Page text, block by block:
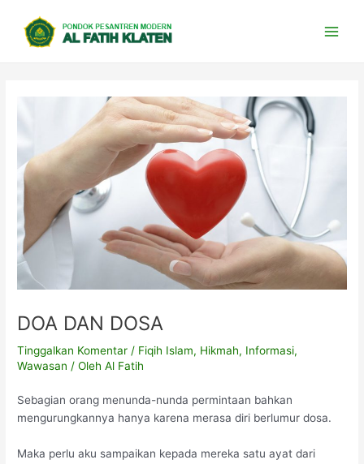
konten
DOA DAN DOSA
Tinggalkan Komentar / Fiqih Islam, Hikmah, Informasi,
Wawasan / OlehAl Fatih
Sebagian orang menunda-nunda permintaan bahkan
mengurungkannya hanya karena merasa diri berlumur dosa.
Maka perlu aku sampaikan kepada mereka satu ayat dari
navigation